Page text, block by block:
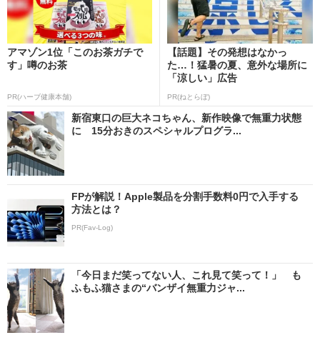
アマゾン1位「このお茶ガチで
す」噂のお茶
PR(ハーブ健康本舗)
【話題】その発想はなかっ
た…！猛暑の夏、意外な場所に
「涼しい」広告
PR(ねとらぼ)
新宿東口の巨大ネコちゃん、新作映像で無重力状態
に 15分おきのスペシャルプログラ...
FPが解説！Apple製品を分割手数料0円で入手する
方法とは？
PR(Fav-Log)
「今日まだ笑ってない人、これ見て笑って！」 も
ふもふ猫さまの“バンザイ無重力ジャ...